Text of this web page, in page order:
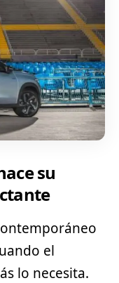
su
el
lo necesita.